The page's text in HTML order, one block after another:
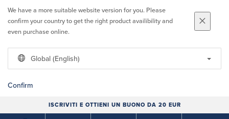
We have a more suitable website version for you. Please
confirm your country to get the right product availibility and
even purchase online.
Global (English)
Confirm
ISCRIVITI E OTTIENI UN BUONO DA 20 EUR